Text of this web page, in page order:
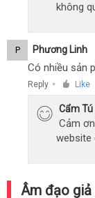
không
P Phương Linh
Có nhiều sản
Reply ● Like
Cẩm Tú
Cảm
website
Âm đạo giả